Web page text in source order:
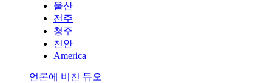
울산
전주
청주
천안
America
언론에 비친 듀오